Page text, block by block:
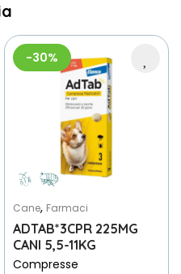
-30%
Cane, Farmaci
ADTAB*3CPR 225MG
CANI 5,5-11KG
Compresse